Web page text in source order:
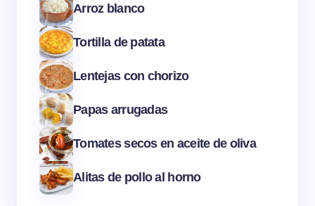
Arroz blanco
Tortilla de patata
Lentejas con chorizo
Papas arrugadas
Tomates secos en aceite de oliva
Alitas de pollo al horno